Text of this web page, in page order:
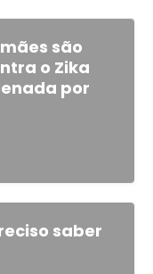
são
o Zika
por
saber